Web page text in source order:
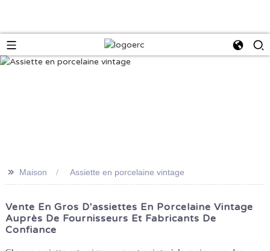
>> Maison Assiette en porcelaine vintage
Vente En Gros D'assiettes En Porcelaine Vintage
Auprès De Fournisseurs Et Fabricants De
Confiance